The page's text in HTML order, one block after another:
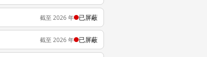
截至 2026 年 已屏蔽
截至 2026 年 已屏蔽